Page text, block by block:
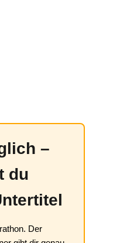
–
du
Der